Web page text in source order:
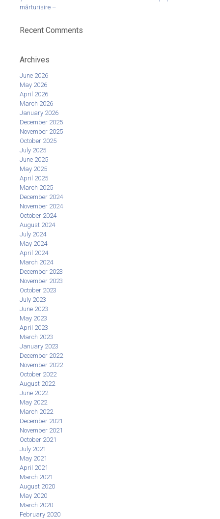
mărturisire –
Recent Comments
Archives
June 2026
May 2026
April 2026
March 2026
January 2026
December 2025
November 2025
October 2025
July 2025
June 2025
May 2025
April 2025
March 2025
December 2024
November 2024
October 2024
August 2024
July 2024
May 2024
April 2024
March 2024
December 2023
November 2023
October 2023
July 2023
June 2023
May 2023
April 2023
March 2023
January 2023
December 2022
November 2022
October 2022
August 2022
June 2022
May 2022
March 2022
December 2021
November 2021
October 2021
July 2021
May 2021
April 2021
March 2021
August 2020
May 2020
March 2020
February 2020